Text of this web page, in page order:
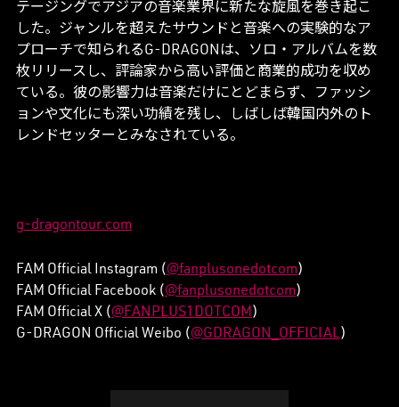
テージングでアジアの音楽業界に新たな旋風を巻き起こ
した。ジャンルを超えたサウンドと音楽への実験的なア
プローチで知られるG-DRAGONは、ソロ・アルバムを数
枚リリースし、評論家から高い評価と商業的成功を収め
ている。彼の影響力は音楽だけにとどまらず、ファッシ
ョンや文化にも深い功績を残し、しばしば韓国内外のト
レンドセッターとみなされている。
g-dragontour.com
FAM Official Instagram (@fanplusonedotcom)
FAM Official Facebook (@fanplusonedotcom)
FAM Official X (@FANPLUS1DOTCOM)
G-DRAGON Official Weibo (@GDRAGON_OFFICIAL)